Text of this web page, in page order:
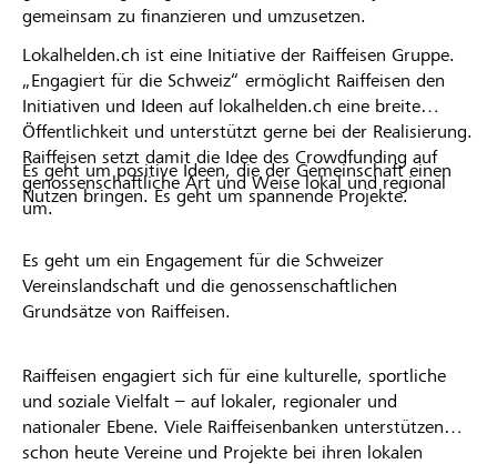
gemeinsam zu finanzieren und umzusetzen.
Lokalhelden.ch ist eine Initiative der Raiffeisen Gruppe.
„Engagiert für die Schweiz“ ermöglicht Raiffeisen den
Initiativen und Ideen auf lokalhelden.ch eine breite
Öffentlichkeit und unterstützt gerne bei der Realisierung.
Raiffeisen setzt damit die Idee des Crowdfunding auf
genossenschaftliche Art und Weise lokal und regional
um.
Es geht um positive Ideen, die der Gemeinschaft einen
Nutzen bringen. Es geht um spannende Projekte.
Es geht um ein Engagement für die Schweizer
Vereinslandschaft und die genossenschaftlichen
Grundsätze von Raiffeisen.
Raiffeisen engagiert sich für eine kulturelle, sportliche
und soziale Vielfalt – auf lokaler, regionaler und
nationaler Ebene. Viele Raiffeisenbanken unterstützen
schon heute Vereine und Projekte bei ihren lokalen